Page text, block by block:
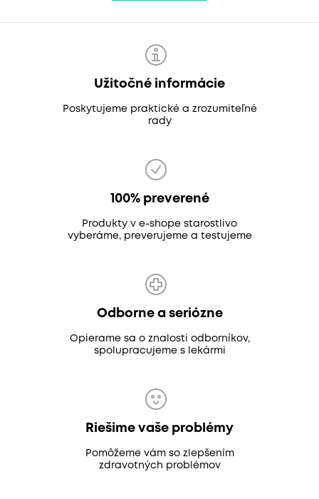
Užitočné informácie
Poskytujeme praktické a zrozumiteľné
rady
100% preverené
Produkty v e-shope starostlivo
vyberáme, preverujeme a testujeme
Odborne a seriózne
Opierame sa o znalosti odborníkov,
spolupracujeme s lekármi
Riešime vaše problémy
Pomôžeme vám so zlepšením
zdravotných problémov